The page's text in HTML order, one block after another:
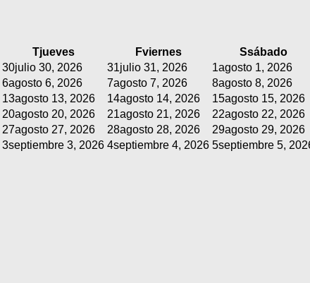
Tjueves Fviernes Ssábado
30julio 30, 2026 31julio 31, 2026 1agosto 1, 2026
6agosto 6, 2026 7agosto 7, 2026 8agosto 8, 2026
13agosto 13, 2026 14agosto 14, 2026 15agosto 15, 2026
20agosto 20, 2026 21agosto 21, 2026 22agosto 22, 2026
27agosto 27, 2026 28agosto 28, 2026 29agosto 29, 2026
3septiembre 3, 2026 4septiembre 4, 2026 5septiembre 5,